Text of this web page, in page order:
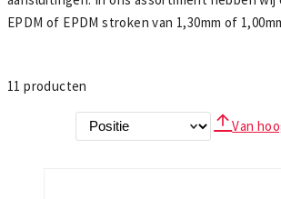
EPDM of EPDM stroken van 1,30mm of
11 producten
Van